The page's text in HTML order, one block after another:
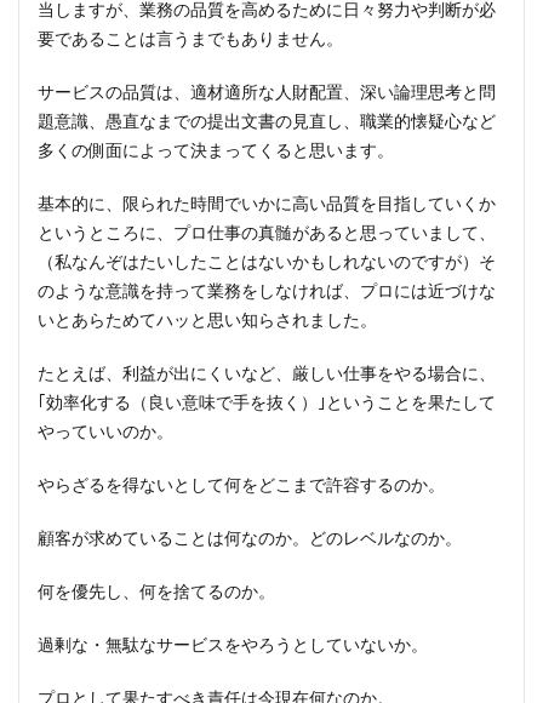
当しますが、業務の品質を高めるために日々努力や判断が必
要であることは言うまでもありません。
サービスの品質は、適材適所な人財配置、深い論理思考と問
題意識、愚直なまでの提出文書の見直し、職業的懐疑心など
多くの側面によって決まってくると思います。
基本的に、限られた時間でいかに高い品質を目指していくか
というところに、プロ仕事の真髄があると思っていまして、
（私なんぞはたいしたことはないかもしれないのですが）そ
のような意識を持って業務をしなければ、プロには近づけな
いとあらためてハッと思い知らされました。
たとえば、利益が出にくいなど、厳しい仕事をやる場合に、
｢効率化する（良い意味で手を抜く）｣ということを果たして
やっていいのか。
やらざるを得ないとして何をどこまで許容するのか。
顧客が求めていることは何なのか。どのレベルなのか。
何を優先し、何を捨てるのか。
過剰な・無駄なサービスをやろうとしていないか。
プロとして果たすべき責任は今現在何なのか。